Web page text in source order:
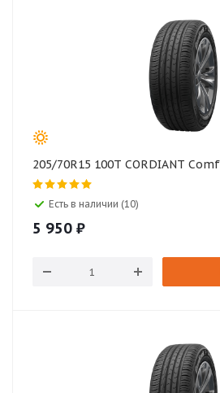
Есть в наличии (10)
5 950 ₽